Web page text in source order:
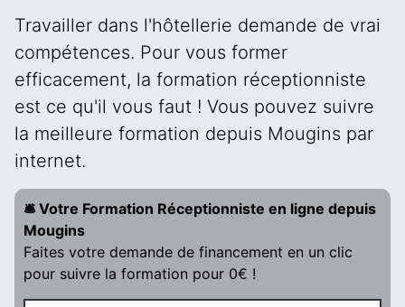
Travailler dans l'hôtellerie demande de vrai
compétences. Pour vous former
efficacement, la formation réceptionniste
est ce qu'il vous faut ! Vous pouvez suivre
la meilleure formation depuis Mougins par
internet.
🛎️ Votre Formation Réceptionniste en ligne depuis
Mougins
Faites votre demande de financement en un clic
pour suivre la formation pour 0€ !